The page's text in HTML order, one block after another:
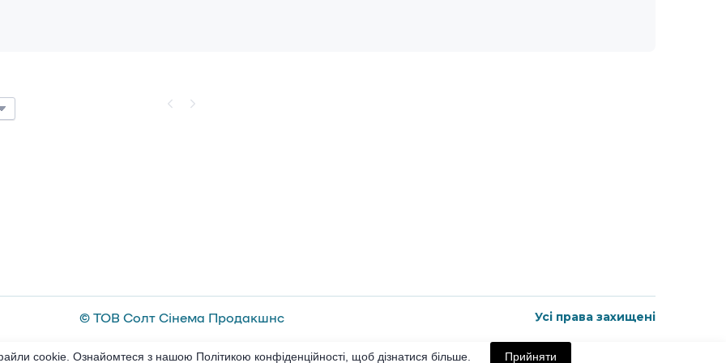
© ТОВ Солт Сінема Продакшнс Усі права захищені
cookie. Ознайомтеся з нашою Політикою конфіденційності, щоб дізнатися більше. Прийняти